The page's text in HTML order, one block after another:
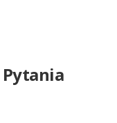
Pytania